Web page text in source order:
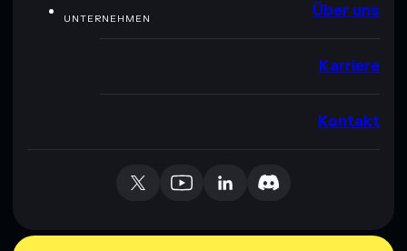
UNTERNEHMEN Über uns
Karriere
Kontakt